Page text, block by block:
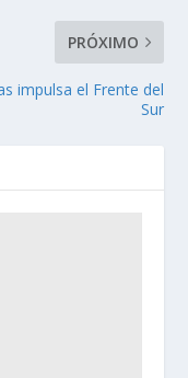
PRÓXIMO
impulsa el Frente del
Sur